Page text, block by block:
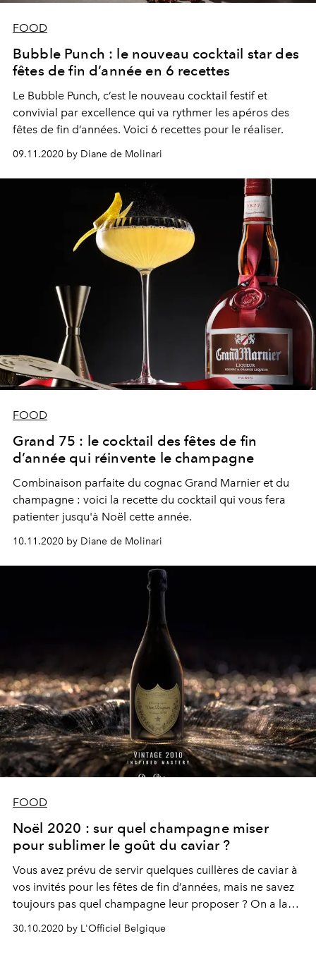
FOOD
Bubble Punch : le nouveau cocktail star des
fêtes de fin d’année en 6 recettes
Le Bubble Punch, c’est le nouveau cocktail festif et
convivial par excellence qui va rythmer les apéros des
fêtes de fin d’années. Voici 6 recettes pour le réaliser.
09.11.2020 by Diane de Molinari
FOOD
Grand 75 : le cocktail des fêtes de fin
d’année qui réinvente le champagne
Combinaison parfaite du cognac Grand Marnier et du
champagne : voici la recette du cocktail qui vous fera
patienter jusqu'à Noël cette année.
10.11.2020 by Diane de Molinari
FOOD
Noël 2020 : sur quel champagne miser
pour sublimer le goût du caviar ?
Vous avez prévu de servir quelques cuillères de caviar à
vos invités pour les fêtes de fin d’années, mais ne savez
toujours pas quel champagne leur proposer ? On a la
30.10.2020 by L'Officiel Belgique